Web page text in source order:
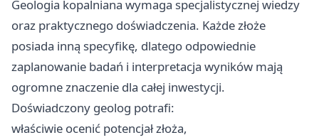
Geologia kopalniana wymaga specjalistycznej wiedzy
oraz praktycznego doświadczenia. Każde złoże
posiada inną specyfikę, dlatego odpowiednie
zaplanowanie badań i interpretacja wyników mają
ogromne znaczenie dla całej inwestycji.
Doświadczony geolog potrafi:
właściwie ocenić potencjał złoża,